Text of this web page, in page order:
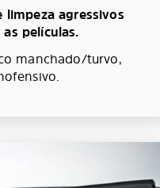
limpeza agressivos
películas.
manchado/turvo,